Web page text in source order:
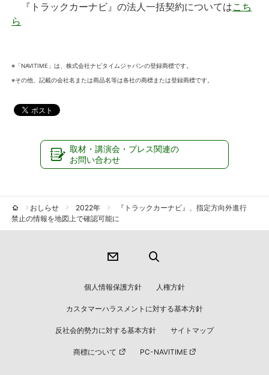
『トラックカーナビ』の法人一括契約についてはこち
ら
※「NAVITIME」は、株式会社ナビタイムジャパンの登録商標です。
※その他、記載の会社名または商品名等は各社の商標または登録商標です。
取材・講演会・プレス関連の
お問い合わせ
おしらせ 2022年
『トラックカーナビ』、指定方向外進行
禁止の情報を地図上で確認可能に
個人情報保護方針 人権方針
カスタマーハラスメントに対する基本方針
反社会的勢力に対する基本方針 サイトマップ
商標について PC-NAVITIME